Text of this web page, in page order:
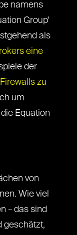
namens
Group‘
als
eine
der
Firewalls zu
um
Equation
von
Wie viel
– das sind
geschätzt,